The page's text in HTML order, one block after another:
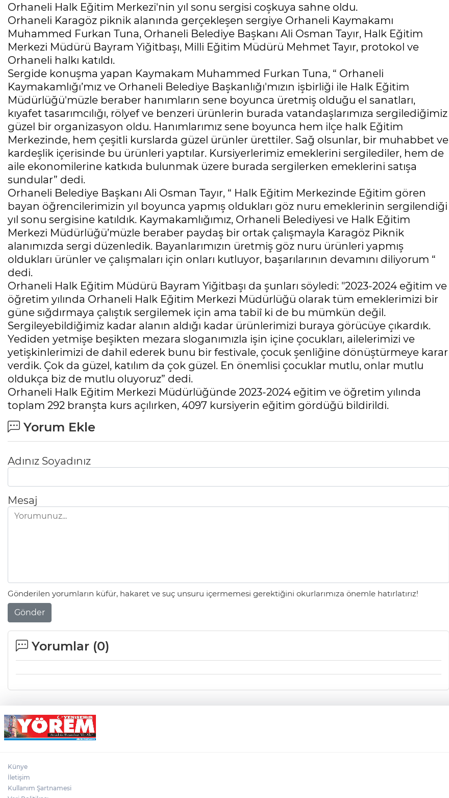
Orhaneli Halk Eğitim Merkezi'nin yıl sonu sergisi coşkuya sahne oldu.
Orhaneli Karagöz piknik alanında gerçekleşen sergiye Orhaneli Kaymakamı
Muhammed Furkan Tuna, Orhaneli Belediye Başkanı Ali Osman Tayır, Halk Eğitim
Merkezi Müdürü Bayram Yiğitbaşı, Milli Eğitim Müdürü Mehmet Tayır, protokol ve
Orhaneli halkı katıldı.
Sergide konuşma yapan Kaymakam Muhammed Furkan Tuna, “ Orhaneli
Kaymakamlığı’mız ve Orhaneli Belediye Başkanlığı'mızın işbirliği ile Halk Eğitim
Müdürlüğü'müzle beraber hanımların sene boyunca üretmiş olduğu el sanatları,
kıyafet tasarımcılığı, rölyef ve benzeri ürünlerin burada vatandaşlarımıza sergilediğimiz
güzel bir organizasyon oldu. Hanımlarımız sene boyunca hem ilçe halk Eğitim
Merkezinde, hem çeşitli kurslarda güzel ürünler ürettiler. Sağ olsunlar, bir muhabbet ve
kardeşlik içerisinde bu ürünleri yaptılar. Kursiyerlerimiz emeklerini sergilediler, hem de
aile ekonomilerine katkıda bulunmak üzere burada sergilerken emeklerini satışa
sundular” dedi.
Orhaneli Belediye Başkanı Ali Osman Tayır, “ Halk Eğitim Merkezinde Eğitim gören
bayan öğrencilerimizin yıl boyunca yapmış oldukları göz nuru emeklerinin sergilendiği
yıl sonu sergisine katıldık. Kaymakamlığımız, Orhaneli Belediyesi ve Halk Eğitim
Merkezi Müdürlüğü’müzle beraber paydaş bir ortak çalışmayla Karagöz Piknik
alanımızda sergi düzenledik. Bayanlarımızın üretmiş göz nuru ürünleri yapmış
oldukları ürünler ve çalışmaları için onları kutluyor, başarılarının devamını diliyorum “
dedi.
Orhaneli Halk Eğitim Müdürü Bayram Yiğitbaşı da şunları söyledi: "2023-2024 eğitim ve
öğretim yılında Orhaneli Halk Eğitim Merkezi Müdürlüğü olarak tüm emeklerimizi bir
güne sığdırmaya çalıştık sergilemek için ama tabiî ki de bu mümkün değil.
Sergileyebildiğimiz kadar alanın aldığı kadar ürünlerimizi buraya görücüye çıkardık.
Yediden yetmişe beşikten mezara sloganımızla işin içine çocukları, ailelerimizi ve
yetişkinlerimizi de dahil ederek bunu bir festivale, çocuk şenliğine dönüştürmeye karar
verdik. Çok da güzel, katılım da çok güzel. En önemlisi çocuklar mutlu, onlar mutlu
oldukça biz de mutlu oluyoruz” dedi.
Orhaneli Halk Eğitim Merkezi Müdürlüğünde 2023-2024 eğitim ve öğretim yılında
toplam 292 branşta kurs açılırken, 4097 kursiyerin eğitim gördüğü bildirildi.
Yorum Ekle
Adınız Soyadınız
Mesaj
Gönderilen yorumların küfür, hakaret ve suç unsuru içermemesi gerektiğini okurlarımıza önemle hatırlatırız!
Gönder
Yorumlar (0)
Künye
İletişim
Kullanım Şartnamesi